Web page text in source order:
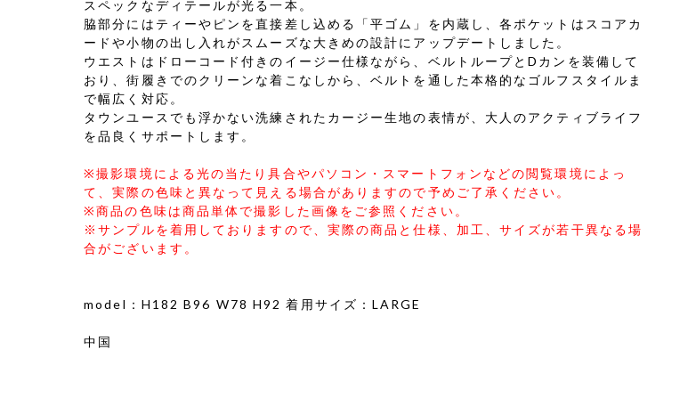
スペックなディテールが光る一本。
脇部分にはティーやピンを直接差し込める「平ゴム」を内蔵し、各ポケットはスコアカ
ードや小物の出し入れがスムーズな大きめの設計にアップデートしました。
ウエストはドローコード付きのイージー仕様ながら、ベルトループとDカンを装備して
おり、街履きでのクリーンな着こなしから、ベルトを通した本格的なゴルフスタイルま
で幅広く対応。
タウンユースでも浮かない洗練されたカージー生地の表情が、大人のアクティブライフ
を品良くサポートします。
※撮影環境による光の当たり具合やパソコン・スマートフォンなどの閲覧環境によっ
て、実際の色味と異なって見える場合がありますので予めご了承ください。
※商品の色味は商品単体で撮影した画像をご参照ください。
※サンプルを着用しておりますので、実際の商品と仕様、加工、サイズが若干異なる場
合がございます。
model：H182 B96 W78 H92 着用サイズ：LARGE
中国